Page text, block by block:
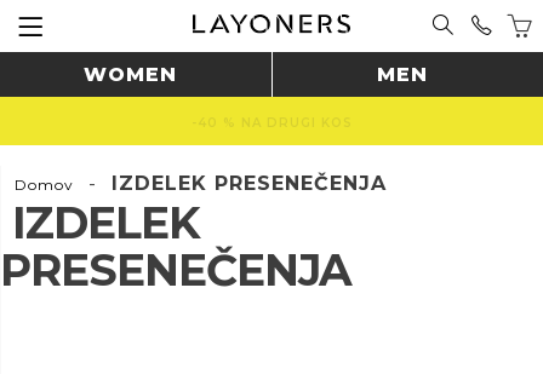
WOMEN MEN
Domov - IZDELEK PRESENEČENJA
IZDELEK
PRESENEČENJA